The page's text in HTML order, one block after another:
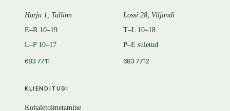
KLIENDITUGI
Kohaletoimetamine
Harju 1, Tallinn
E–R 10–19
L–P 10–17
683 7711
Lossi 28, Viljandi
T–L 10–18
P–E suletud
683 7712